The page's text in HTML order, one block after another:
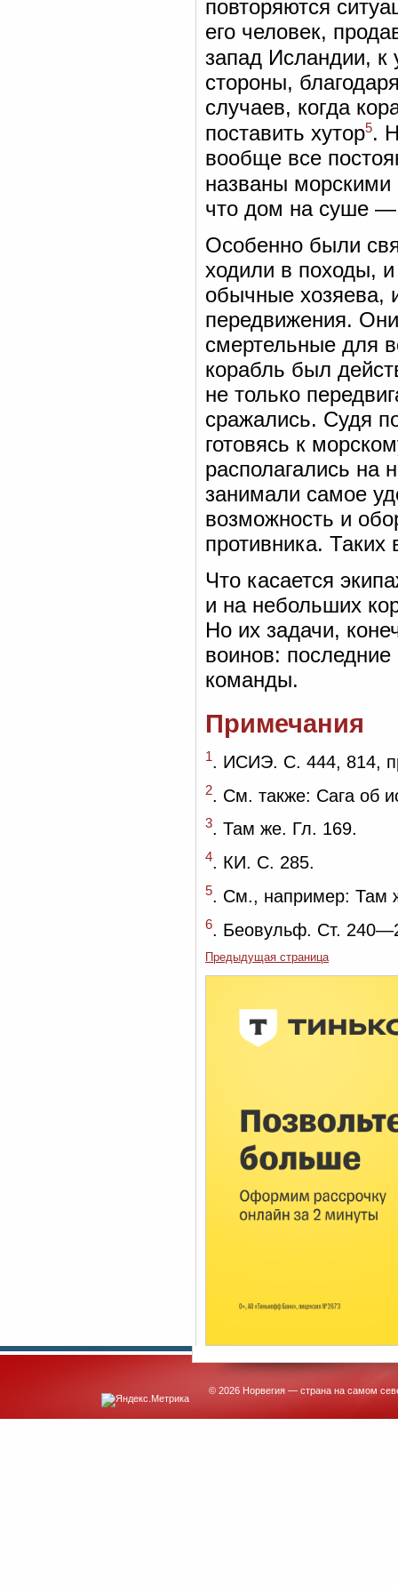
повторяются
его человек,
запад Исландии, к
стороны,
случаев, когда
поставить хутор5.
вообще все
названы морскими
что дом на суше —
Особенно были
ходили в походы,
обычные хозяева,
передвижения.
смертельные для
корабль был
не только
сражались. Судя
готовясь к
располагались на
занимали самое
возможность и
противника.
Что касается
и на небольших
Но их задачи,
воинов:
команды.
Примечания
1. ИСИЭ. С. 444, 814,
2. См. также: Сага об
3. Там же. Гл. 169.
4. КИ. С. 285.
5. См., например: Там
6. Беовульф. Ст.
Предыдущая страница
© 2026 Норвегия — страна на самом